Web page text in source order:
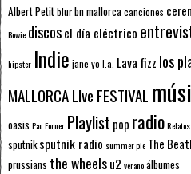
Albert Petitblurbn mallorcacanciones
Bowie discosel día eléctrico
hipster Indie jane yo l.a. Lava fizz los
MALLORCA LIve FESTIVAL
oasis Pau Forner Playlist pop radio
sputnik sputnik radio summer pie The
prussians the wheelsu2 veranoálbumes